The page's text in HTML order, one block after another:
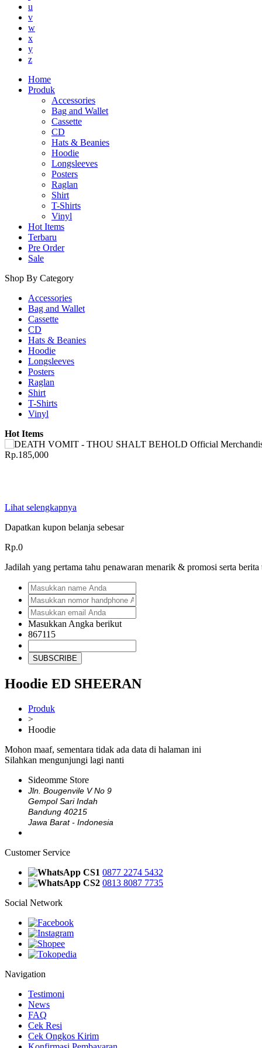
u
v
w
x
y
z
Home
Produk
Accessories
Bag and Wallet
Cassette
CD
Hats & Beanies
Hoodie
Longsleeves
Posters
Raglan
Shirt
T-Shirts
Vinyl
Hot Items
Terbaru
Pre Order
Sale
Shop By Category
Accessories
Bag and Wallet
Cassette
CD
Hats & Beanies
Hoodie
Longsleeves
Posters
Raglan
Shirt
T-Shirts
Vinyl
Hot Items
Rp.185,000
Lihat selengkapnya
Dapatkan kupon belanja sebesar
Rp.0
Jadilah yang pertama tahu penawaran menarik & promosi serta
Masukkan Angka berikut
867115
SUBSCRIBE
Hoodie ED SHEERAN
Produk
>
Hoodie
Mohon maaf, sementara tidak ada data di halaman ini
Silahkan mengunjungi lagi nanti
Sideomme Store
Jln. Bougenvile V No 9
Gempol Sari Indah
Bandung 40215
Jawa Barat - Indonesia
Customer Service
CS1 0877 2274 5432
CS2 0813 8087 7735
Social Network
Navigation
Testimoni
News
FAQ
Cek Resi
Cek Ongkos Kirim